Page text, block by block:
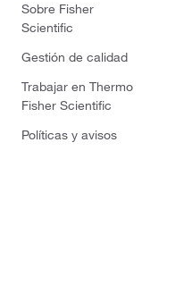
Sobre Fisher
Scientific
Gestión de calidad
Trabajar en Thermo
Fisher Scientific
Políticas y avisos